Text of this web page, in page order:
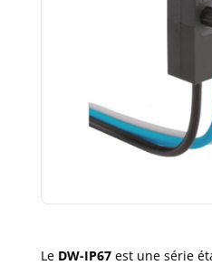
Le DW-IP67 est une série